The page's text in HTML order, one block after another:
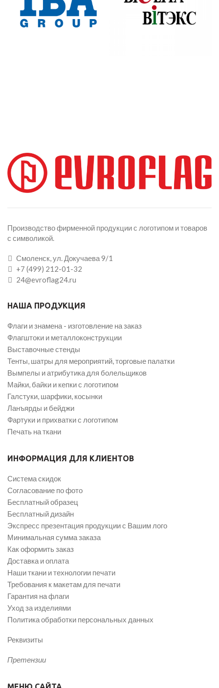
Производство фирменной продукции с логотипом и товаров
с символикой.
Смоленск, ул. Докучаева 9/1
+7 (499) 212-01-32
24@evroflag24.ru
НАША ПРОДУКЦИЯ
Флаги и знамена - изготовление на заказ
Флагштоки и металлоконструкции
Выставочные стенды
Тенты, шатры для мероприятий, торговые палатки
Вымпелы и атрибутика для болельщиков
Майки, байки и кепки с логотипом
Галстуки, шарфики, косынки
Ланъярды и бейджи
Фартуки и прихватки с логотипом
Печать на ткани
ИНФОРМАЦИЯ ДЛЯ КЛИЕНТОВ
Система скидок
Согласование по фото
Бесплатный образец
Бесплатный дизайн
Экспресс презентация продукции с Вашим лого
Минимальная сумма заказа
Как оформить заказ
Доставка и оплата
Наши ткани и технологии печати
Требования к макетам для печати
Гарантия на флаги
Уход за изделиями
Политика обработки персональных данных
Реквизиты
Претензии